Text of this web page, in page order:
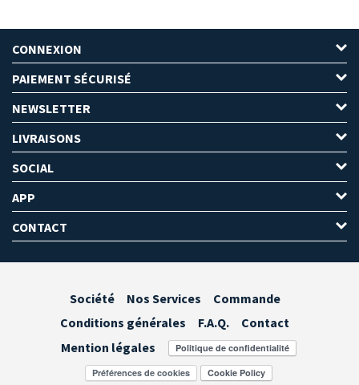
CONNEXION
PAIEMENT SÉCURISÉ
NEWSLETTER
LIVRAISONS
SOCIAL
APP
CONTACT
Société Nos Services
Commande
Conditions générales
F.A.Q.
Contact
Mention légales
Préférences de cookies